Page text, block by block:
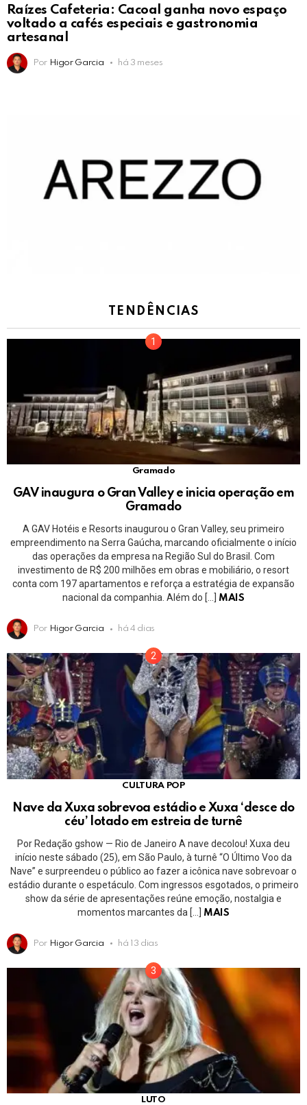
Raízes Cafeteria: Cacoal ganha novo espaço
voltado a cafés especiais e gastronomia
artesanal
Por Higor Garcia há 3 meses
TENDÊNCIAS
Gramado
GAV inaugura o Gran Valley e inicia operação em
Gramado
A GAV Hotéis e Resorts inaugurou o Gran Valley, seu primeiro
empreendimento na Serra Gaúcha, marcando oficialmente o início
das operações da empresa na Região Sul do Brasil. Com
investimento de R$ 200 milhões em obras e mobiliário, o resort
conta com 197 apartamentos e reforça a estratégia de expansão
nacional da companhia. Além do […]
MAIS
Por Higor Garcia há 4 dias
CULTURA POP
Nave da Xuxa sobrevoa estádio e Xuxa ‘desce do
céu’ lotado em estreia de turnê
Por Redação gshow — Rio de Janeiro A nave decolou! Xuxa deu
início neste sábado (25), em São Paulo, à turnê “O Último Voo da
Nave” e surpreendeu o público ao fazer a icônica nave sobrevoar o
estádio durante o espetáculo. Com ingressos esgotados, o primeiro
show da série de apresentações reúne emoção, nostalgia e
momentos marcantes da […] MAIS
Por Higor Garcia há 13 dias
LUTO